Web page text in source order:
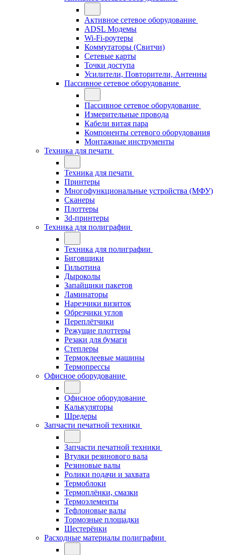
Активное сетевое оборудование
ADSL Модемы
Wi-Fi-роутеры
Коммутаторы (Свитчи)
Сетевые карты
Точки доступа
Усилители, Повторители, Антенны
Пассивное сетевое оборудование
Пассивное сетевое оборудование
Измерительные провода
Кабели витая пара
Компоненты сетевого оборудования
Монтажные инструменты
Техника для печати
Техника для печати
Принтеры
Многофункциональные устройства (МФУ)
Сканеры
Плоттеры
3d-принтеры
Техника для полиграфии
Техника для полиграфии
Биговщики
Гильотина
Дыроколы
Запайщики пакетов
Ламинаторы
Нарезчики визиток
Обрезчики углов
Переплётчики
Режущие плоттеры
Резаки для бумаги
Степлеры
Термоклеевые машины
Термопрессы
Офисное оборудование
Офисное оборудование
Калькуляторы
Шредеры
Запчасти печатной техники
Запчасти печатной техники
Втулки резинового вала
Резиновые валы
Ролики подачи и захвата
Термоблоки
Термоплёнки, смазки
Термоэлементы
Тефлоновые валы
Тормозные площадки
Шестерёнки
Расходные материалы полиграфии